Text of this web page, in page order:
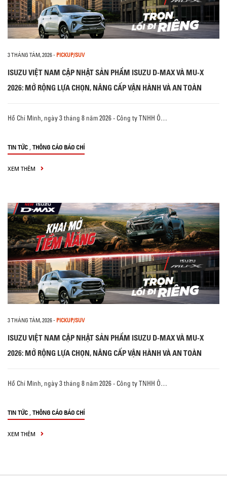
3 THÁNG TÁM, 2026- PICKUP/SUV
ISUZU VIỆT NAM CẬP NHẬT SẢN PHẨM ISUZU D-MAX VÀ MU-X
2026: MỞ RỘNG LỰA CHỌN, NÂNG CẤP VẬN HÀNH VÀ AN TOÀN
Hồ Chí Minh, ngày 3 tháng 8 năm 2026 - Công ty TNHH Ô…
TIN TỨC , THÔNG CÁO BÁO CHÍ
XEM THÊM
3 THÁNG TÁM, 2026- PICKUP/SUV
ISUZU VIỆT NAM CẬP NHẬT SẢN PHẨM ISUZU D-MAX VÀ MU-X
2026: MỞ RỘNG LỰA CHỌN, NÂNG CẤP VẬN HÀNH VÀ AN TOÀN
Hồ Chí Minh, ngày 3 tháng 8 năm 2026 - Công ty TNHH Ô…
TIN TỨC , THÔNG CÁO BÁO CHÍ
XEM THÊM